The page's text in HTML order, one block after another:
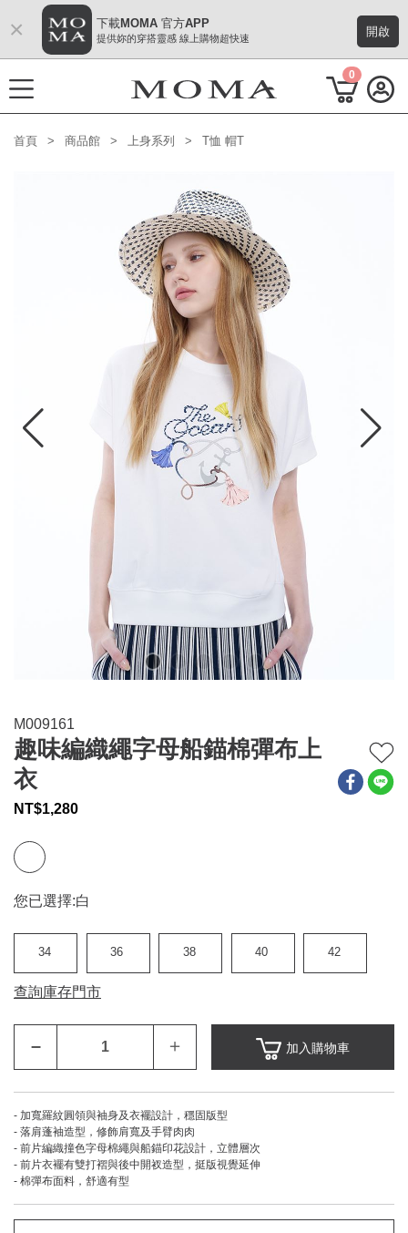
M Plus AW 形象 與時間共存
連身系列
百搭配件
關於MOMA
網站須知與政策
× 下載MOMA 官方APP
提供妳的穿搭靈感 線上購物超快速 開啟
0
首頁 商品館 上身系列 T恤 帽T
M009161
趣味編織繩字母船錨棉彈布上
衣
NT$1,280
您已選擇:白
34 36 38 40 42
查詢庫存門市
– ＋ 加入購物車
- 加寬羅紋圓領與袖身及衣襬設計，穩固版型
- 落肩蓬袖造型，修飾肩寬及手臂肉肉
- 前片編織撞色字母棉繩與船錨印花設計，立體層次
- 前片衣襬有雙打褶與後中開衩造型，挺版視覺延伸
- 棉彈布面料，舒適有型